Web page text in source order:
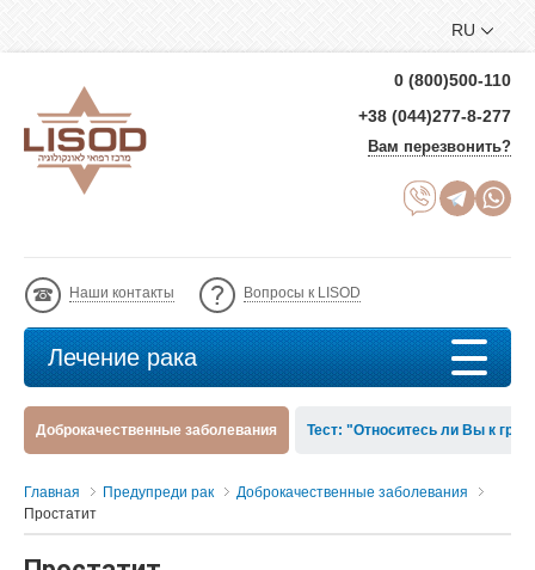
RU
0 (800)500-110
+38 (044)277-8-277
Вам перезвонить?
Наши контакты Вопросы к LISOD
Лечение рака
Доброкачественные заболевания Тест: "Относитесь ли Вы к
Главная Предупреди рак
Доброкачественные заболевания
Простатит